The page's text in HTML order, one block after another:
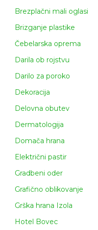
Brezplačni mali oglasi
Brizganje plastike
Čebelarska oprema
Darila ob rojstvu
Darilo za poroko
Dekoracija
Delovna obutev
Dermatologija
Domača hrana
Električni pastir
Gradbeni oder
Grafično oblikovanje
Grška hrana Izola
Hotel Bovec